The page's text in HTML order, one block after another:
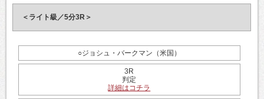
＜ライト級／5分3R＞
○ジョシュ・バークマン（米国）
3R
判定
詳細はコチラ